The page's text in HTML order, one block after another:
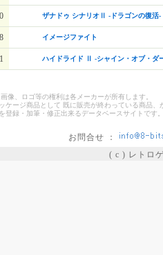
ザナドゥ シナリオⅡ -ドラゴンの復活-
イメージファイト
ハイドライド Ⅱ -シャイン・オブ・ダ
像、ロゴ等の権利は各メーカーが所有します。
ケージ商品として 既に販売が終わっている商品
登録・加筆・修正出来るデータベースサイトで
お問合せ ：
( c ) レトロ